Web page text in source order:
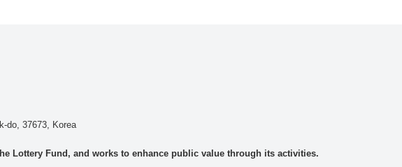
do, 37673, Korea
Lottery Fund, and works to enhance public value through its activities.